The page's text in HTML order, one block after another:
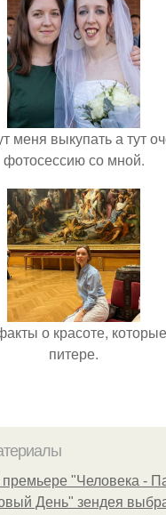
меня выкупать а тут
фотосессию со мной.
о красоте,
питере.
"Человека -
День" зендея